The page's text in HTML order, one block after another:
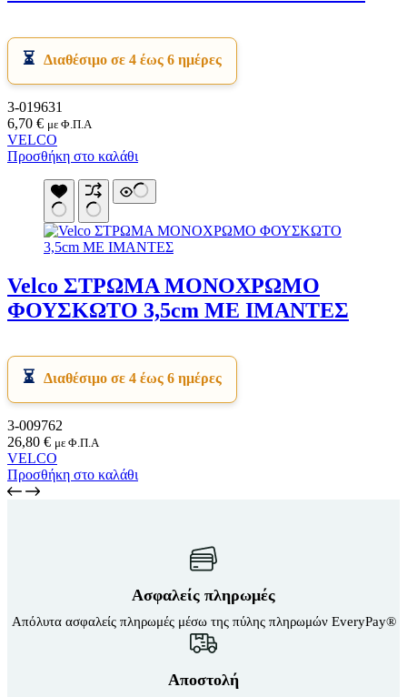
Διαθέσιμο σε 4 έως 6 ημέρες
3-019631
6,70 € με Φ.Π.Α
VELCO
Προσθήκη στο καλάθι
Velco ΣΤΡΩΜΑ ΜΟΝΟΧΡΩΜΟ
ΦΟΥΣΚΩΤΟ 3,5cm ΜΕ ΙΜΑΝΤΕΣ
Διαθέσιμο σε 4 έως 6 ημέρες
3-009762
26,80 € με Φ.Π.Α
VELCO
Προσθήκη στο καλάθι
Ασφαλείς πληρωμές
Απόλυτα ασφαλείς πληρωμές μέσω της πύλης πληρωμών EveryPay®
Αποστολή